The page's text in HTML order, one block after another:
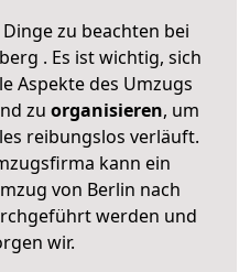
zu beachten bei
. Es ist wichtig, sich
Aspekte des Umzugs
zu organisieren, um
reibungslos verläuft.
kann ein
von Berlin nach
werden und
wir.